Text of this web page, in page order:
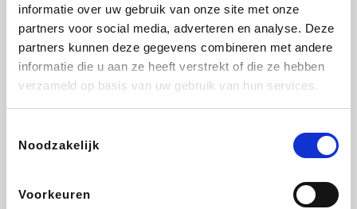
informatie over uw gebruik van onze site met onze
partners voor social media, adverteren en analyse. Deze
partners kunnen deze gegevens combineren met andere
informatie die u aan ze heeft verstrekt of die ze hebben
verzameld op basis van uw gebruik van hun services.
Noodzakelijk
Voorkeuren
Sarenza Weekendesk Schiesser Interhome
Lufthansa